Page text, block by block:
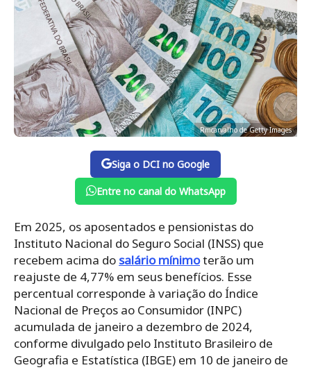
Rmcarvalho de Getty Images
Siga o DCI no Google
Entre no canal do WhatsApp
Em 2025, os aposentados e pensionistas do
Instituto Nacional do Seguro Social (INSS) que
recebem acima do salário mínimoterão um
reajuste de 4,77% em seus benefícios. Esse
percentual corresponde à variação do Índice
Nacional de Preços ao Consumidor (INPC)
acumulada de janeiro a dezembro de 2024,
conforme divulgado pelo Instituto Brasileiro de
Geografia e Estatística (IBGE) em 10 de janeiro de